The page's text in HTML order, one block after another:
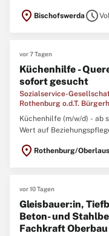
Hilfen zur Erziehung,
Fahrdienst tätig ist.Das
location_on Bischofswerdaschedule
vor 7 Tagen
Küchenhilfe -
sofort gesucht
Sozialservice-
Rothenburg o.d.T.
Küchenhilfe (m/w/d) - ab
Wert auf
Tarifvertrag,
location_on Rothenburg/
vor 10 Tagen
Gleisbauer:in,
Beton- und
Fachkraft Oberbau